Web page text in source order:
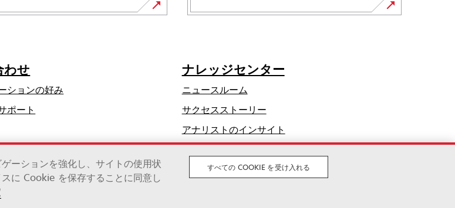
わせ
ションの好み
ポート
ブ
で
ナレッジセンター
ニュースルーム
サクセスストーリー
アナリストのインサイト
ーションを強化し、サイトの使用状
に Cookie を保存することに同意し
すべての COOKIE を受け入れる